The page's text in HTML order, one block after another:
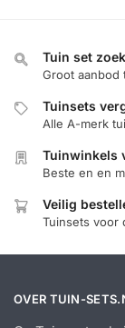
Tuin set
Groot aanbod
Tuinsets
Alle A-merk
Tuinwinkels
Beste en en
Veilig
Tuinsets voor
OVER TUIN-